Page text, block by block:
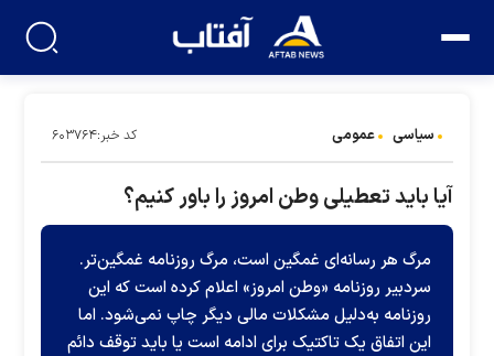
سیاسی عمومی کد خبر:۶۰۳۷۶۴
آیا باید تعطیلی وطن امروز را باور کنیم؟
مرگ هر رسانه‌ای غمگین است، مرگ روزنامه غمگین‌تر.
سردبیر روزنامه «وطن امروز» اعلام کرده است که این
روزنامه به‌دلیل مشکلات مالی دیگر چاپ نمی‌شود. اما
این اتفاق یک تاکتیک برای ادامه است یا باید توقف دائم